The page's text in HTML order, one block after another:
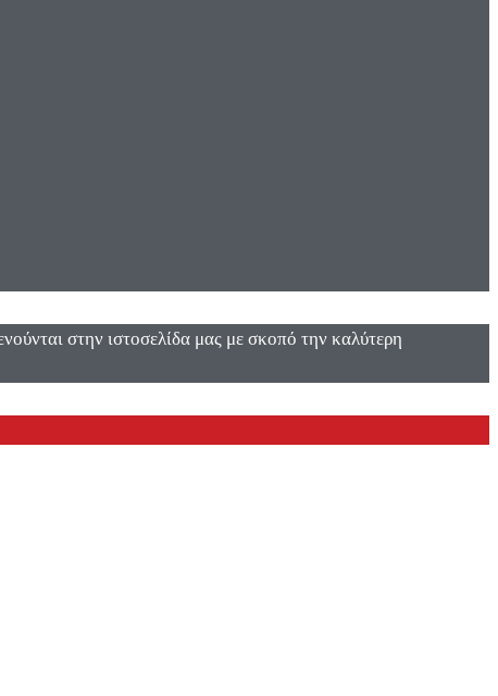
στην ιστοσελίδα μας με σκοπό την καλύτερη